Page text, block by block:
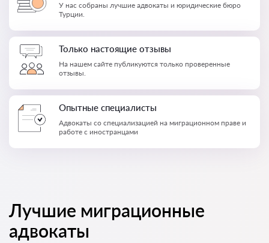
У нас собраны лучшие адвокаты и юридические бюро
Турции.
Только настоящие отзывы
На нашем сайте публикуются только проверенные
отзывы.
Опытные специалисты
Адвокаты со специализацией на миграционном праве и
работе с иностранцами
Лучшие миграционные
адвокаты